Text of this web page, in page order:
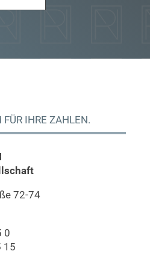
FÜR IHRE ZAHLEN.
72-74
0
15